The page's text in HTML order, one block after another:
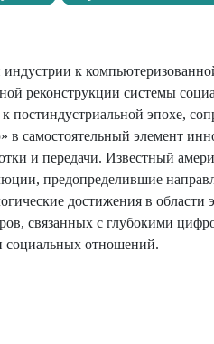
к
реконструкции системы
постиндустриальной эпохе,
самостоятельный элемент
и передачи. Известный
предопределившие
достижения в
связанных с глубокими
социальных отношений.